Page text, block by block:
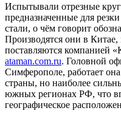
Испытывали отрезные
предназначенные для
стали, о чём говорит
Производятся они в
поставляются компанией
ataman.com.ru. Головной
Симферополе, работает
страны, но наиболее
южных регионах РФ, что
географическое